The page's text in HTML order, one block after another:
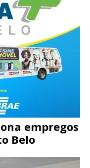
empregos
Belo